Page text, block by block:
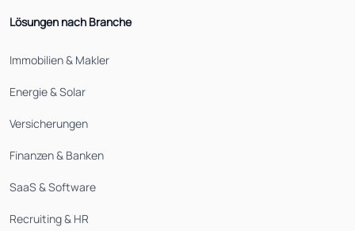
Lösungen nach Branche
Immobilien & Makler
Energie & Solar
Versicherungen
Finanzen & Banken
SaaS & Software
Recruiting & HR